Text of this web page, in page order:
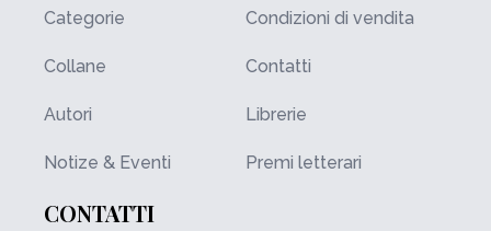
Categorie
Collane
Autori
Notize & Eventi
Condizioni di vendita
Contatti
Librerie
Premi letterari
CONTATTI